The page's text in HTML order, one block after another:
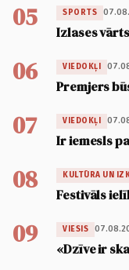
05 SPORTS
Izlases
06 VIEDOKĻI
Premjers
07 VIEDOKĻI
Ir iemesls
08 KULTŪRA UN
Festivāls
09 VIESIS
«Dzīve ir